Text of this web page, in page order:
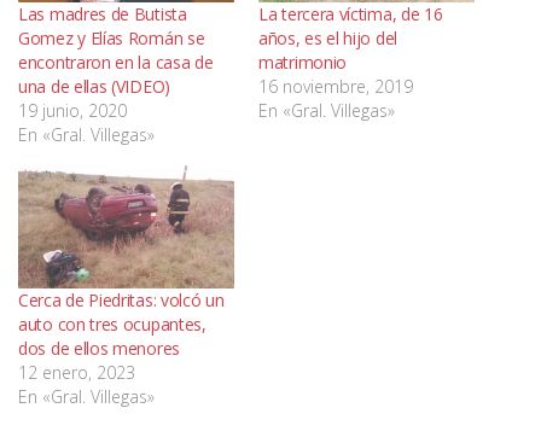
Las madres de Butista
Gomez y Elías Román se
encontraron en la casa de
una de ellas (VIDEO)
19 junio, 2020
En «Gral. Villegas»
La tercera víctima, de 16
años, es el hijo del
matrimonio
16 noviembre, 2019
En «Gral. Villegas»
Cerca de Piedritas: volcó un
auto con tres ocupantes,
dos de ellos menores
12 enero, 2023
En «Gral. Villegas»